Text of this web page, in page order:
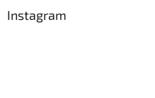
Instagram